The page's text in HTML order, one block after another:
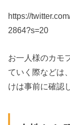
https://
2864?s=20
お一人様のカモ
ていく際などは
けは事前に確認